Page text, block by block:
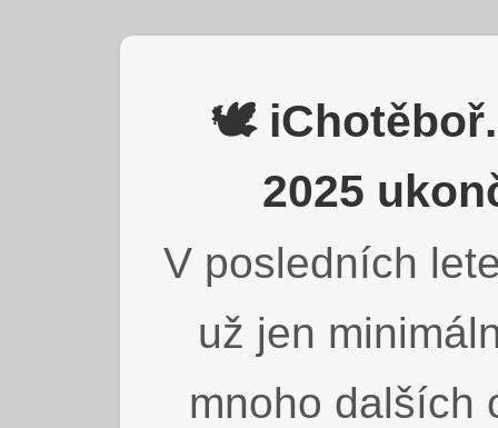
🕊️
2025
V posledních
už jen
mnoho dalších